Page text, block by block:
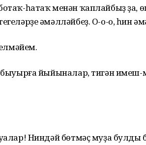
һатаҡ менән ҡаплайбыҙ ҙа,
әмәлләйбеҙ. О-о-о, һин
быуырға йыйыналар, тигән
Ниндәй бөтмәҫ муҙа булды